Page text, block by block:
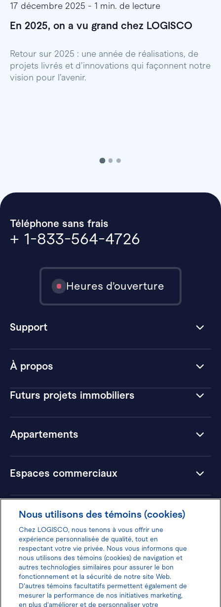
17 décembre 2025 - 1 min. de lecture
En 2025, on a vu grand chez LOGISCO
Retour sur 2025 : une année de réalisations, de
projets livrés et d’innovations qui façonnent notre
vision pour l’avenir.
À propos
Futurs projets immobiliers
Appartements
Espaces commerciaux
Hôtels
Téléphone sans frais
+ 1-833-564-4726
Heures d’ouverture
Support
Donnez votre avis pour gagner 100$
Nous utilisons des témoins (cookies)
Chez LOGISCO, nous tenons à vous offrir une
expérience personnalisée de qualité, tout en
respectant votre vie privée. Nous vous informons que
nous utilisons des témoins (cookies) de navigation et
autres technologies similaires pour assurer le bon
fonctionnement et la sécurité de notre site Web.
D'autres témoins facultatifs permettent également de
mesurer la performance de nos initiatives marketing,
en plus d'améliorer et de personnaliser votre